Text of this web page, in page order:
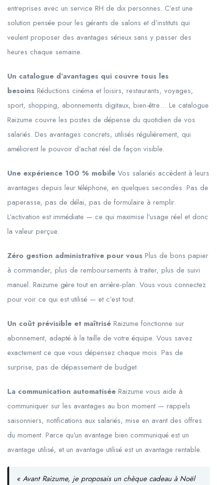
entreprises avec un service RH de dix personnes. C’est une
solution pensée pour les gérants de salons et d’instituts qui
veulent proposer des avantages sérieux sans y passer des
heures chaque semaine.
Un catalogue d’avantages qui couvre tous les
besoins Réductions cinéma et loisirs, restaurants, voyages,
sport, shopping, abonnements digitaux, bien-être… Le catalogue
Raizume couvre les postes de dépense du quotidien de vos
salariés. Des avantages concrets, utilisés régulièrement, qui
améliorent le pouvoir d’achat réel de façon visible.
Une expérience 100 % mobile Vos salariés accèdent à leurs
avantages depuis leur téléphone, en quelques secondes. Pas de
paperasse, pas de délai, pas de formulaire à remplir.
L’activation est immédiate — ce qui maximise l’usage réel et donc
la valeur perçue.
Zéro gestion administrative pour vous Plus de bons papier
à commander, plus de remboursements à traiter, plus de suivi
manuel. Raizume gère tout en arrière-plan. Vous vous connectez
pour voir ce qui est utilisé — et c’est tout.
Un coût prévisible et maîtrisé Raizume fonctionne sur
abonnement, adapté à la taille de votre équipe. Vous savez
exactement ce que vous dépensez chaque mois. Pas de
surprise, pas de dépassement de budget.
La communication automatisée Raizume vous aide à
communiquer sur les avantages au bon moment — rappels
saisonniers, notifications aux salariés, mise en avant des offres
du moment. Parce qu’un avantage bien communiqué est un
avantage utilisé, et un avantage utilisé est un avantage rentable.
« Avant Raizume, je proposais un chèque cadeau à Noël